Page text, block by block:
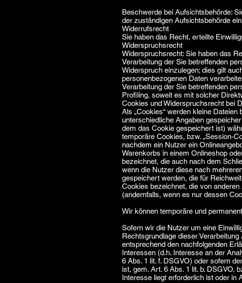
Beschwerde bei Aufsichtsbehörde:
der zuständigen Aufsichtsbehörde
Widerrufsrecht
Sie haben das Recht, erteilte
Widerspruchsrecht
Widerspruchsrecht: Sie haben das
Verarbeitung der Sie betreffenden
Widerspruch einzulegen; dies gilt
personenbezogenen Daten
Verarbeitung der Sie betreffenden
Profiling, soweit es mit solcher
Cookies und Widerspruchsrecht bei
Als „Cookies“ werden kleine
unterschiedliche Angaben
dem das Cookie gespeichert ist)
temporäre Cookies, bzw. „Session-
nachdem ein Nutzer ein
Warenkorbs in einem Onlineshop
bezeichnet, die auch nach dem
wenn die Nutzer diese nach
gespeichert werden, die für
Cookies bezeichnet, die von
(andernfalls, wenn es nur dessen
Wir können temporäre und
Sofern wir die Nutzer um eine
Rechtsgrundlage dieser
entsprechend den nachfolgenden
Interessen (d.h. Interesse an der
6 Abs. 1 lit. f. DSGVO) oder sofern
ist, gem. Art. 6 Abs. 1 lit. b. DSGVO,
Interesse liegt erforderlich ist oder in